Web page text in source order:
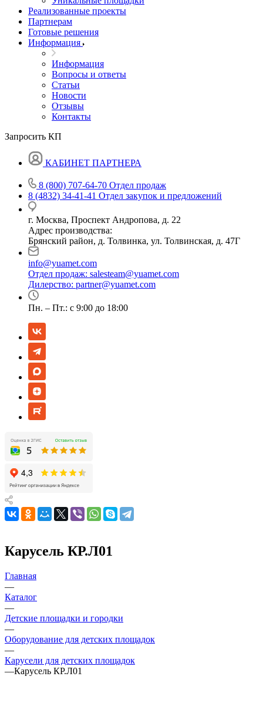
Реализованные проекты
Партнерам
Готовые решения
Информация
Информация
Вопросы и ответы
Статьи
Новости
Отзывы
Контакты
Запросить КП
КАБИНЕТ ПАРТНЕРА
8 (800) 707-64-70 Отдел продаж
8 (4832) 34-41-41 Отдел закупок и предложений
г. Москва, Проспект Андропова, д. 22
Адрес производства:
Брянский район, д. Толвинка, ул. Толвинская, д. 47Г
info@yuamet.com
Отдел продаж: salesteam@yuamet.com
Дилерство: partner@yuamet.com
Пн. – Пт.: с 9:00 до 18:00
Карусель КР.Л01
Главная
—
Каталог
—
Детские площадки и городки
—
Оборудование для детских площадок
—
Карусели для детских площадок
—Карусель КР.Л01